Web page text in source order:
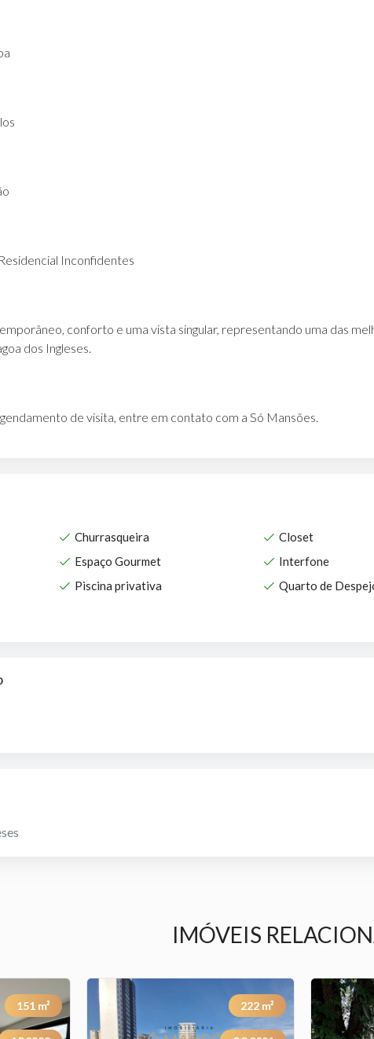
Inconfidentes
conforto e uma vista singular, representando uma das
dos Ingleses.
de visita, entre em contato com a Só Mansões.
Churrasqueira
Closet
Espaço Gourmet
Interfone
Piscina privativa
Quarto de
IMÓVEIS
151 m² 222 m²